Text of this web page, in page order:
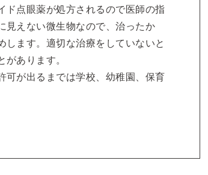
ド点眼薬が処方されるので医師の指
見えない微生物なので、治ったか
します。適切な治療をしていないと
あります。
可が出るまでは学校、幼稚園、保育